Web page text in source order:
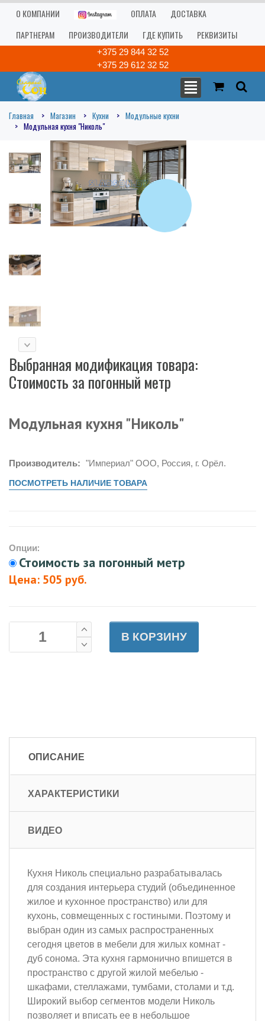
О КОМПАНИИ ОПЛАТА
ДОСТАВКА
ПАРТНЕРАМ
ПРОИЗВОДИТЕЛИ ГДЕ КУПИТЬ РЕКВИЗИТЫ
+375 29 844 32 52
+375 29 612 32 52
Главная Магазин Кухни
Модульные кухни
Модульная кухня "Николь"
Выбранная модификация товара:
Стоимость за погонный метр
Модульная кухня "Николь"
Производитель: "Империал" ООО, Россия, г. Орёл.
ПОСМОТРЕТЬ НАЛИЧИЕ ТОВАРА
Опции:
Стоимость за погонный метр
Цена: 505 руб.
В КОРЗИНУ
ОПИСАНИЕ
ХАРАКТЕРИСТИКИ
ВИДЕО
Кухня Николь специально разрабатывалась
для создания интерьера студий (объединенное
жилое и кухонное пространство) или для
кухонь, совмещенных с гостиными. Поэтому и
выбран один из самых распространенных
сегодня цветов в мебели для жилых комнат -
дуб сонома. Эта кухня гармонично впишется в
пространство с другой жилой мебелью -
шкафами, стеллажами, тумбами, столами и т.д.
Широкий выбор сегментов модели Николь
позволяет и вписать ее в небольшое